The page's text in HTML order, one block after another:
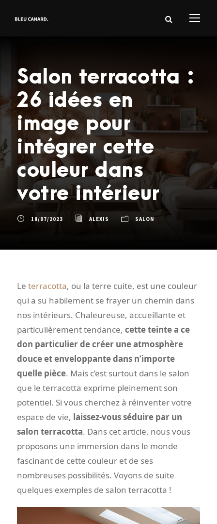
Salon terracotta :
26 idées en
image pour
intégrer cette
couleur dans
votre intérieur
18/07/2023 ALEXIS SALON
Le terracotta, ou la terre cuite, est une couleur
qui a su habilement se frayer un chemin dans
nos intérieurs. Chaleureuse, accueillante et
particulièrement tendance, cette teinte a ce
don particulier de créer une atmosphère
douce et enveloppante dans n’importe
quelle pièce. Mais c’est surtout dans le salon
que le terracotta exprime pleinement son
potentiel. Si vous cherchez à réinventer votre
espace de vie, laissez-vous séduire par un
salon terracotta. Dans cet article, nous vous
proposons une immersion dans le monde
fascinant de cette couleur et de ses
nombreuses possibilités. Voyons de suite
quelques exemples de salon terracotta !